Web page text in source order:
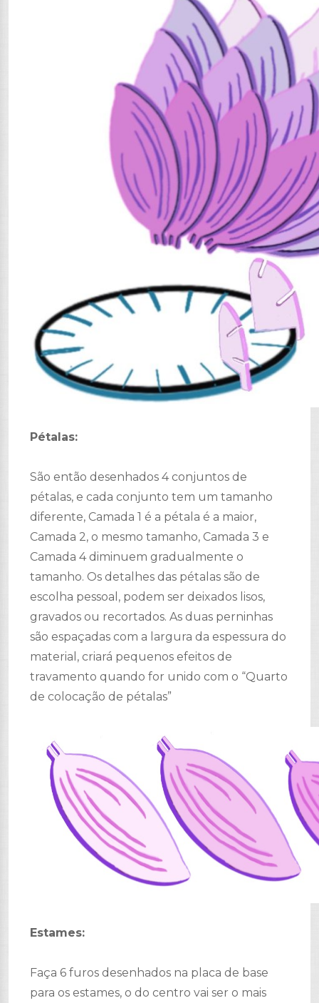
Pétalas:
São então desenhados 4 conjuntos de
pétalas, e cada conjunto tem um tamanho
diferente, Camada 1 é a pétala é a maior,
Camada 2, o mesmo tamanho, Camada 3 e
Camada 4 diminuem gradualmente o
tamanho. Os detalhes das pétalas são de
escolha pessoal, podem ser deixados lisos,
gravados ou recortados. As duas perninhas
são espaçadas com a largura da espessura do
material, criará pequenos efeitos de
travamento quando for unido com o “Quarto
de colocação de pétalas”
Estames:
Faça 6 furos desenhados na placa de base
para os estames, o do centro vai ser o mais